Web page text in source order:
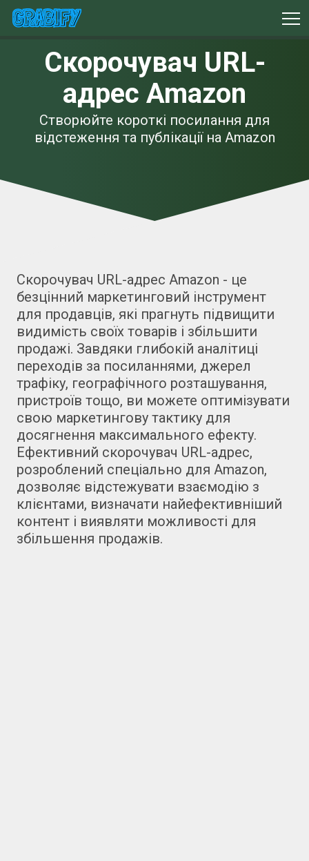
Скорочувач URL-
адрес Amazon
Створюйте короткі посилання для
відстеження та публікації на Amazon
Скорочувач URL-адрес Amazon - це
безцінний маркетинговий інструмент
для продавців, які прагнуть підвищити
видимість своїх товарів і збільшити
продажі. Завдяки глибокій аналітиці
переходів за посиланнями, джерел
трафіку, географічного розташування,
пристроїв тощо, ви можете оптимізувати
свою маркетингову тактику для
досягнення максимального ефекту.
Ефективний скорочувач URL-адрес,
розроблений спеціально для Amazon,
дозволяє відстежувати взаємодію з
клієнтами, визначати найефективніший
контент і виявляти можливості для
збільшення продажів.